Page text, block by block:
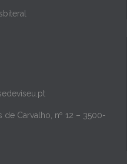
de Carvalho, nº 12 – 3500-